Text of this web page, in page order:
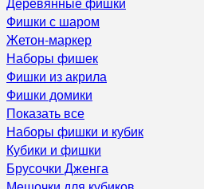
Фишки с шаром
Жетон-маркер
Наборы фишек
Фишки из акрила
Фишки домики
Показать все
Наборы фишки и кубик
Кубики и фишки
Брусочки Дженга